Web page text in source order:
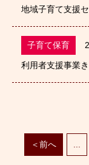
地域子育て支援
子育て保育
利用者支援事業
＜前へ